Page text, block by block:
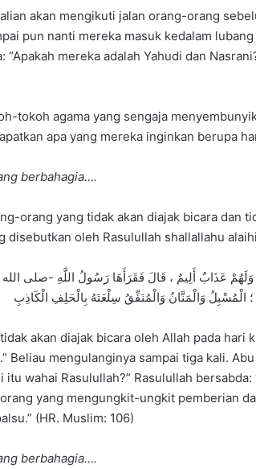
akan mengikuti jalan orang-orang
pun nanti mereka masuk kedalam
“Apakah mereka adalah Yahudi dan
tokoh agama yang sengaja
apa yang mereka inginkan berupa
berbahagia….
orang yang tidak akan diajak bicara dan
disebutkan oleh Rasulullah shallallahu
وَلَهُمْ عَذَابٌ أَلِيمٌ ، قَالَ فَقَرَأَهَا رَسُولُ اللَّهِ -صلى
الْمُسْبِلُ وَالْمَنَّانُ وَالْمُنَفِّقُ سِلْعَتَهُ بِالْحَلِفِ الْكَاذِبِ
akan diajak bicara oleh Allah pada
Beliau mengulanginya sampai tiga kali.
itu wahai Rasulullah?” Rasulullah
yang mengungkit-ungkit pemberian
(HR. Muslim: 106)
berbahagia….